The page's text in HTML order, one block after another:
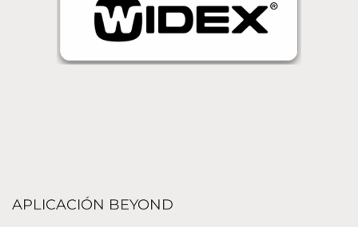
APLICACIÓN BEYOND